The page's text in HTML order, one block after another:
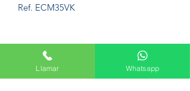
Ref. ECM35VK
Formulario de suscripción
Llamar Whatsapp